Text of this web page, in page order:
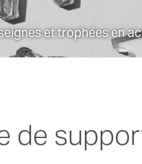
et trophées en
la découpe laser à
afin de proposer
à vos clients. Idéal
de